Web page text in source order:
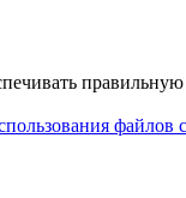
правильную
файлов